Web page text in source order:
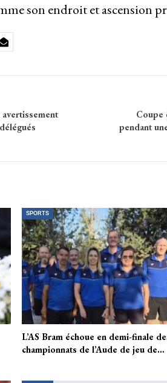
son endroit et ascension
Coupe
pendant
SPORTS
L’AS Bram échoue en demi-finale
championnats de l’Aude de jeu de…